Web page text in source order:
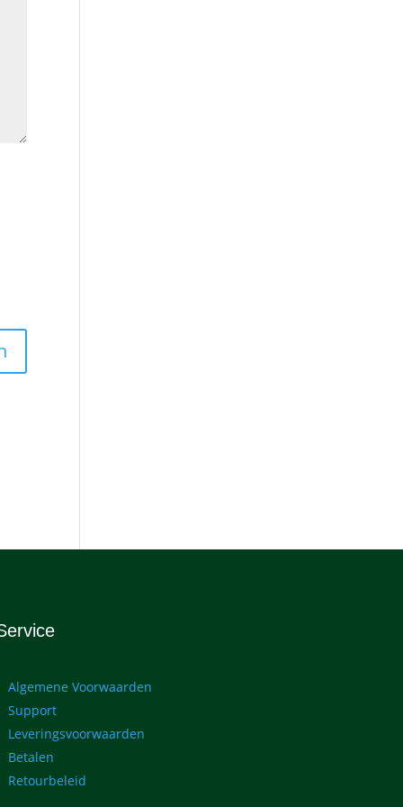
Algemene Voorwaarden
Support
Leveringsvoorwaarden
Betalen
Retourbeleid